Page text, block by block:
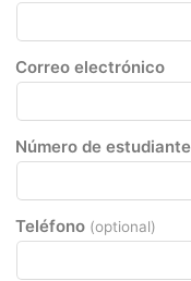
Correo electrónico
Número de estudiante
Teléfono (optional)